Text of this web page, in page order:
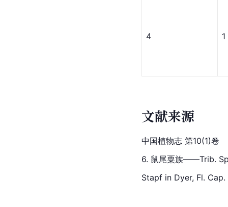
4 1
文献来源
中国植物志 第10(1)卷
6. 鼠尾粟族——Trib.
Stapf in Dyer, Fl. Cap.